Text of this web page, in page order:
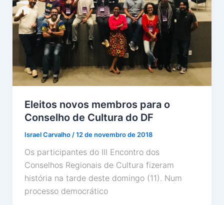
Eleitos novos membros para o
Conselho de Cultura do DF
Israel Carvalho /12 de novembro de 2018
Os participantes do III Encontro dos
Conselhos Regionais de Cultura fizeram
história na tarde deste domingo (11). Num
processo democrático